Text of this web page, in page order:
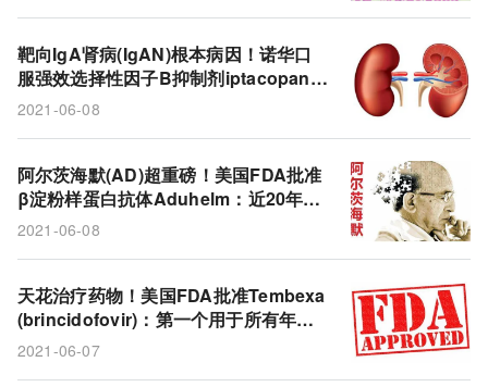
纤溶酶原
纤溶酶原缺乏症 礼来
巴瑞替尼
蛋白尿
替代途径 补体系统
aducanumab
AD iptacopan
IgA肾病
Venclexta
Imbruvica
慢性淋巴细胞白血病
艾伯维
baricitinib
抗病毒 Incyte
JAK抑制剂
Olumiant
天花 Tembexa
抗体
阿尔茨海默
CLL
靶向IgA肾病(IgAN)根本病因！诺华口
服强效选择性因子B抑制剂iptacopan显
著降低蛋白尿水平!
2021-06-08
阿尔茨海默(AD)超重磅！美国FDA批准
β淀粉样蛋白抗体Aduhelm：近20年来
第一个新药，同类中首个!
2021-06-08
天花治疗药物！美国FDA批准Tembexa
(brincidofovir)：第一个用于所有年龄
段的天花抗病毒药物!
2021-06-07